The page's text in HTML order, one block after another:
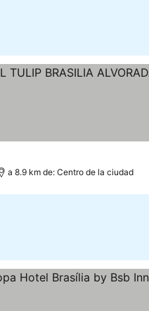
a 8.9 km de: Centro de la ciudad